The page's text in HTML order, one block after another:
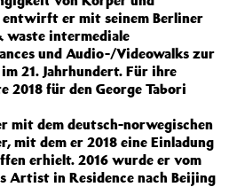
entwirft er mit seinem Berliner
intermediale
und Audio-/Videowalks zur
21. Jahrhundert. Für ihre
2018 für den George Tabori
mit dem deutsch-norwegischen
mit dem er 2018 eine Einladung
erhielt. 2016 wurde er vom
Artist in Residence nach Beijing